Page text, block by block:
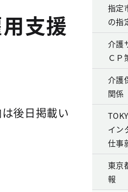
支援
後日掲載い
指定
の指
介護
ＣＰ
介護
関係
イン
仕事
東京
報